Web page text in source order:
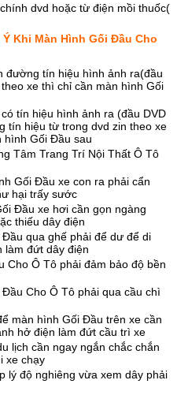
dvd hoặc từ điện mồi thuốc(
Khi Màn Hình Gối Đầu Cho
đường tín hiệu hình ảnh ra(đầu
xe thì chỉ cần màn hình Gối
tín hiệu hình ảnh ra (đầu DVD
tín hiệu từ trong dvd zin theo xe
hình Gối Đầu sau
Tâm Trang Trí Nội Thất Ô Tô
Gối Đầu xe con ra phải cẩn
hại trấy sước
Đầu xe hơi cần gọn ngàng
thiếu dây điện
qua ghế phải để dư để di
làm đứt dây điện
Cho Ô Tô phải đảm bảo độ bền
Cho Ô Tô phải qua cầu chì
màn hình Gối Đầu trên xe cần
hở điện làm đứt cầu trì xe
lịch cần ngay ngắn chắc chắn
xe chạy
lý độ nghiêng vừa xem dây phải